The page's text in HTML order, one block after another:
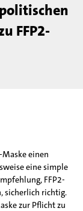
FFP2-
Maske einen
eine simple
FFP2-
sicherlich richtig.
zur Pflicht zu